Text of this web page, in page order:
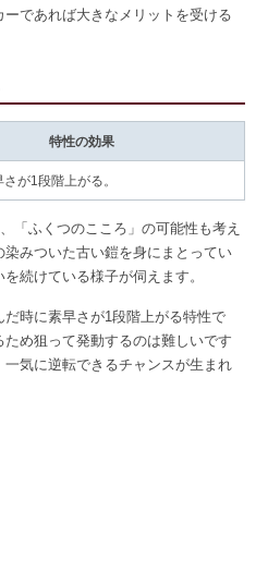
であれば大きなメリットを受ける
特性の効果
が1段階上がる。
「ふくつのこころ」の可能性も考え
みついた古い鎧を身にまとってい
続けている様子が伺えます。
だ時に素早さが1段階上がる特性で
め狙って発動するのは難しいです
気に逆転できるチャンスが生まれ